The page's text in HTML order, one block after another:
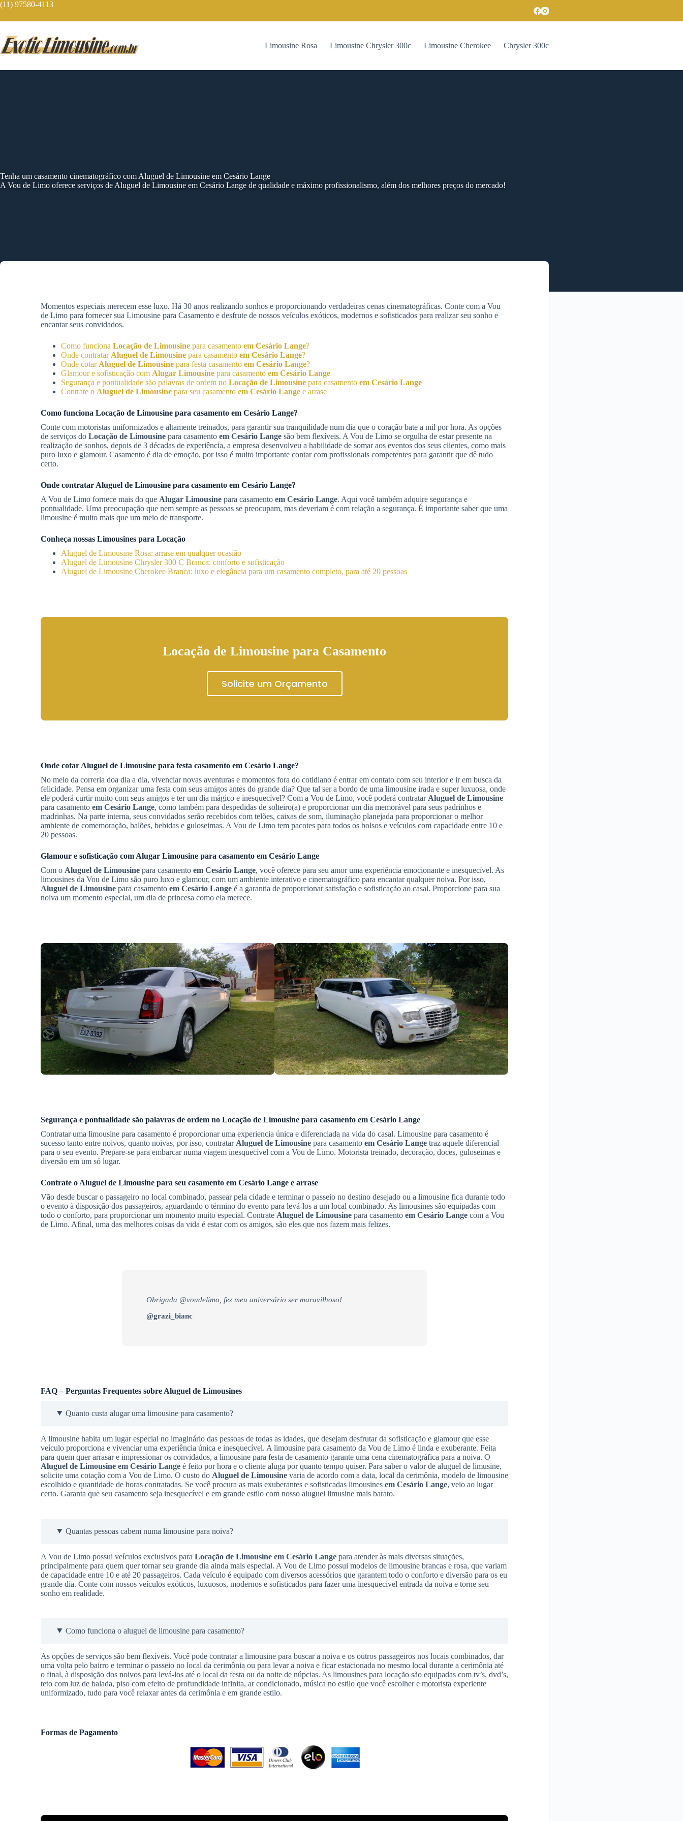
Skip
content
(11) 97580-4113
Limousine Rosa Limousine Chrysler 300c Limousine Cherokee Chrysler 300c
Tenha um casamento cinematográfico com Aluguel de Limousine em Cesário Lange
A Vou de Limo oferece serviços de Aluguel de Limousine em Cesário Lange de qualidade e máximo profissionalismo, além dos melhores preços do mercado!
Momentos especiais merecem esse luxo. Há 30 anos realizando sonhos e proporcionando verdadeiras cenas cinematográficas. Conte com a Vou
de Limo para fornecer sua Limousine para Casamento e desfrute de nossos veículos exóticos, modernos e sofisticados para realizar seu sonho e
encantar seus convidados.
Como funciona Locação de Limousine para casamento em Cesário Lange?
Onde contratar Aluguel de Limousine para casamento em Cesário Lange?
Onde cotar Aluguel de Limousine para festa casamento em Cesário Lange?
Glamour e sofisticação com Alugar Limousine para casamento em Cesário Lange
Segurança e pontualidade são palavras de ordem no Locação de Limousine para casamento em Cesário Lange
Contrate o Aluguel de Limousine para seu casamento em Cesário Lange e arrase
Como funciona Locação de Limousine para casamento em Cesário Lange?
Conte com motoristas uniformizados e altamente treinados, para garantir sua tranquilidade num dia que o coração bate a mil por hora. As opções
de serviços do Locação de Limousine para casamento em Cesário Lange são bem flexíveis. A Vou de Limo se orgulha de estar presente na
realização de sonhos, depois de 3 décadas de experiência, a empresa desenvolveu a habilidade de somar aos eventos dos seus clientes, como mais
puro luxo e glamour. Casamento é dia de emoção, por isso é muito importante contar com profissionais competentes para garantir que dê tudo
certo.
Onde contratar Aluguel de Limousine para casamento em Cesário Lange?
A Vou de Limo fornece mais do que Alugar Limousine para casamento em Cesário Lange. Aqui você também adquire segurança e
pontualidade. Uma preocupação que nem sempre as pessoas se preocupam, mas deveriam é com relação a segurança. É importante saber que uma
limousine é muito mais que um meio de transporte.
Conheça nossas Limousines para Locação
Aluguel de Limousine Rosa: arrase em qualquer ocasião
Aluguel de Limousine Chrysler 300 C Branca: conforto e sofisticação
Aluguel de Limousine Cherokee Branca: luxo e elegância para um casamento completo, para até 20 pessoas
Locação de Limousine para Casamento
Solicite um Orçamento
Onde cotar Aluguel de Limousine para festa casamento em Cesário Lange?
No meio da correria doa dia a dia, vivenciar novas aventuras e momentos fora do cotidiano é entrar em contato com seu interior e ir em busca da
felicidade. Pensa em organizar uma festa com seus amigos antes do grande dia? Que tal ser a bordo de uma limousine irada e super luxuosa, onde
ele poderá curtir muito com seus amigos e ter um dia mágico e inesquecível? Com a Vou de Limo, você poderá contratar Aluguel de Limousine
para casamento em Cesário Lange, como também para despedidas de solteiro(a) e proporcionar um dia memorável para seus padrinhos e
madrinhas. Na parte interna, seus convidados serão recebidos com telões, caixas de som, iluminação planejada para proporcionar o melhor
ambiente de comemoração, balões, bebidas e guloseimas. A Vou de Limo tem pacotes para todos os bolsos e veículos com capacidade entre 10 e
20 pessoas.
Glamour e sofisticação com Alugar Limousine para casamento em Cesário Lange
Com o Aluguel de Limousine para casamento em Cesário Lange, você oferece para seu amor uma experiência emocionante e inesquecível. As
limousines da Vou de Limo são puro luxo e glamour, com um ambiente interativo e cinematográfico para encantar qualquer noiva. Por isso,
Aluguel de Limousine para casamento em Cesário Lange é a garantia de proporcionar satisfação e sofisticação ao casal. Proporcione para sua
noiva um momento especial, um dia de princesa como ela merece.
Segurança e pontualidade são palavras de ordem no Locação de Limousine para casamento em Cesário Lange
Contratar uma limousine para casamento é proporcionar uma experiencia única e diferenciada na vida do casal. Limousine para casamento é
sucesso tanto entre noivos, quanto noivas, por isso, contratar Aluguel de Limousine para casamento em Cesário Lange traz aquele diferencial
para o seu evento. Prepare-se para embarcar numa viagem inesquecível com a Vou de Limo. Motorista treinado, decoração, doces, guloseimas e
diversão em um só lugar.
Contrate o Aluguel de Limousine para seu casamento em Cesário Lange e arrase
Vão desde buscar o passageiro no local combinado, passear pela cidade e terminar o passeio no destino desejado ou a limousine fica durante todo
o evento à disposição dos passageiros, aguardando o término do evento para levá-los a um local combinado. As limousines são equipadas com
todo o conforto, para proporcionar um momento muito especial. Contrate Aluguel de Limousine para casamento em Cesário Lange com a Vou
de Limo. Afinal, uma das melhores coisas da vida é estar com os amigos, são eles que nos fazem mais felizes.
Obrigada @voudelimo, fez meu aniversário ser maravilhoso!
@grazi_bianc
FAQ – Perguntas Frequentes sobre Aluguel de Limousines
Quanto custa alugar uma limousine para casamento?
A limousine habita um lugar especial no imaginário das pessoas de todas as idades, que desejam desfrutar da sofisticação e glamour que esse
veículo proporciona e vivenciar uma experiência única e inesquecível. A limousine para casamento da Vou de Limo é linda e exuberante. Feita
para quem quer arrasar e impressionar os convidados, a limousine para festa de casamento garante uma cena cinematográfica para a noiva. O
Aluguel de Limousine em Cesário Lange é feito por hora e o cliente aluga por quanto tempo quiser. Para saber o valor de aluguel de limusine,
solicite uma cotação com a Vou de Limo. O custo do Aluguel de Limousine varia de acordo com a data, local da cerimônia, modelo de limousine
escolhido e quantidade de horas contratadas. Se você procura as mais exuberantes e sofisticadas limousines em Cesário Lange, veio ao lugar
certo. Garanta que seu casamento seja inesquecível e em grande estilo com nosso aluguel limusine mais barato.
Quantas pessoas cabem numa limousine para noiva?
A Vou de Limo possui veículos exclusivos para Locação de Limousine em Cesário Lange para atender às mais diversas situações,
principalmente para quem quer tornar seu grande dia ainda mais especial. A Vou de Limo possui modelos de limousine brancas e rosa, que variam
de capacidade entre 10 e até 20 passageiros. Cada veículo é equipado com diversos acessórios que garantem todo o conforto e diversão para os eu
grande dia. Conte com nossos veículos exóticos, luxuosos, modernos e sofisticados para fazer uma inesquecível entrada da noiva e torne seu
sonho em realidade.
Como funciona o aluguel de limousine para casamento?
As opções de serviços são bem flexíveis. Você pode contratar a limousine para buscar a noiva e os outros passageiros nos locais combinados, dar
uma volta pelo bairro e terminar o passeio no local da cerimônia ou para levar a noiva e ficar estacionada no mesmo local durante a cerimônia até
o final, à disposição dos noivos para levá-los até o local da festa ou da noite de núpcias. As limousines para locação são equipadas com tv’s, dvd’s,
teto com luz de balada, piso com efeito de profundidade infinita, ar condicionado, música no estilo que você escolher e motorista experiente
uniformizado, tudo para você relaxar antes da cerimônia e em grande estilo.
Formas de Pagamento